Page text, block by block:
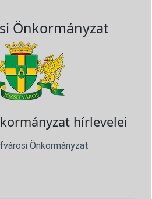
Önkormányzat
hírlevelei
Önkormányzat